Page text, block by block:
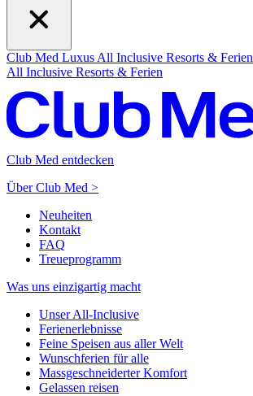
Club Med Luxus All Inclusive Resorts & Ferien
All Inclusive Resorts & Ferien
Club Med entdecken
Über Club Med >
Neuheiten
Kontakt
FAQ
Treueprogramm
Was uns einzigartig macht
Unser All-Inclusive
Ferienerlebnisse
Feine Speisen aus aller Welt
Wunschferien für alle
Massgeschneiderter Komfort
Gelassen reisen